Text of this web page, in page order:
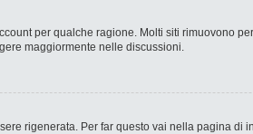
per qualche ragione. Molti siti rimuovono
maggiormente nelle discussioni.
rigenerata. Per far questo vai nella pagina di